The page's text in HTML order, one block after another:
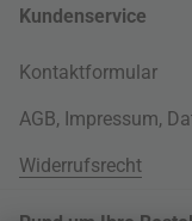
Kundenservice
Kontaktformular
AGB, Impressum,
Widerrufsrecht